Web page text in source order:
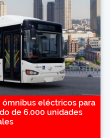
ómnibus eléctricos para
de 6.000 unidades